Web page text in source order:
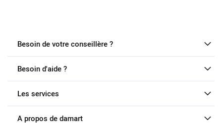
Besoin de votre conseillère ?
Besoin d'aide ?
Les services
A propos de damart